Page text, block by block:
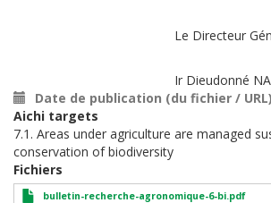
Le Directeur Général de
Ir Dieudonné
Date de publication (du fichier / URL)
Aichi targets
7.1. Areas under agriculture are managed
conservation of biodiversity
Fichiers
bulletin-recherche-agronomique-6-bi.pdf